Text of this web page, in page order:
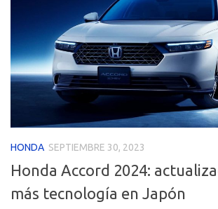
HONDA SEPTIEMBRE 30, 2023
Honda Accord 2024:
más tecnología en Japón